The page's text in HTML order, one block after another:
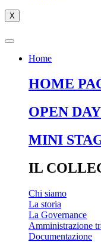
X
Home
HOME
OPEN
MINI
IL
Chi siamo
La storia
La Governance
Amministrazione
Documentazione